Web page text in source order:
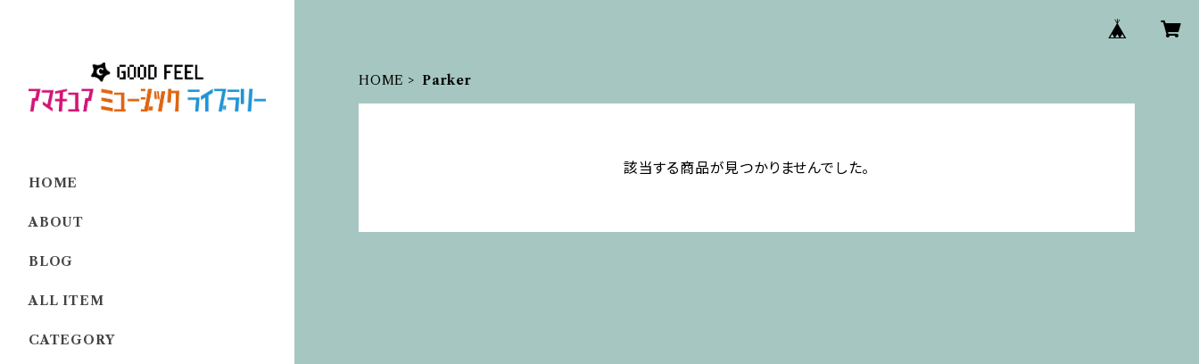
HOME Parker
該当する商品が見つかりませんでした。
HOME
ABOUT
BLOG
ALL ITEM
CATEGORY